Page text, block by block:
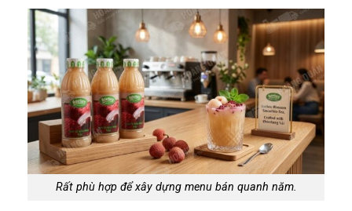
Rất phù hợp để xây dựng menu bán quanh năm.